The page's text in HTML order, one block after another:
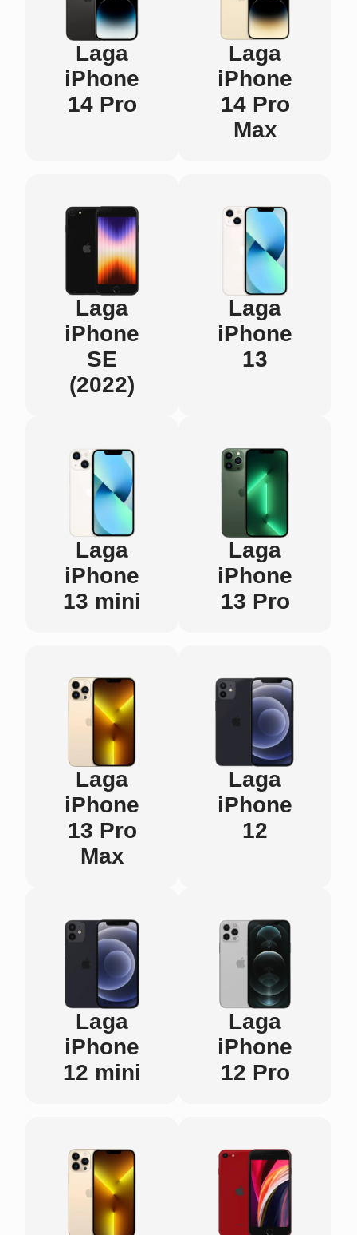
Laga
iPhone
14 Pro
Laga
iPhone
14 Pro
Max
Laga
iPhone
SE
(2022)
Laga
iPhone
13
Laga
iPhone
13 mini
Laga
iPhone
13 Pro
Laga
iPhone
13 Pro
Max
Laga
iPhone
12
Laga
iPhone
12 mini
Laga
iPhone
12 Pro